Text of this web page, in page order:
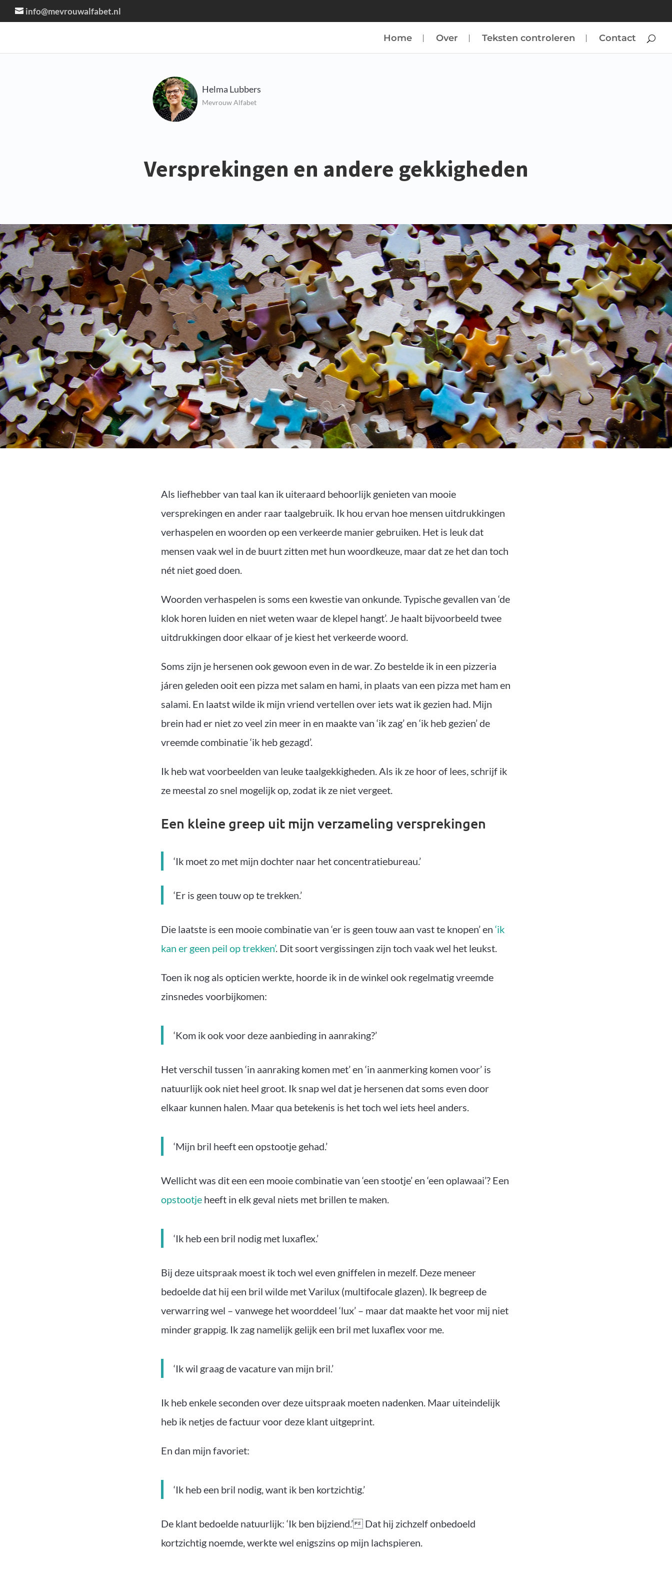
info@mevrouwalfabet.nl
Home Over Teksten controleren Contact
Helma Lubbers
Mevrouw Alfabet
Versprekingen en andere gekkigheden
Als liefhebber van taal kan ik uiteraard behoorlijk genieten van mooie
versprekingen en ander raar taalgebruik. Ik hou ervan hoe mensen uitdrukkingen
verhaspelen en woorden op een verkeerde manier gebruiken. Het is leuk dat
mensen vaak wel in de buurt zitten met hun woordkeuze, maar dat ze het dan toch
nét niet goed doen.
Woorden verhaspelen is soms een kwestie van onkunde. Typische gevallen van ‘de
klok horen luiden en niet weten waar de klepel hangt’. Je haalt bijvoorbeeld twee
uitdrukkingen door elkaar of je kiest het verkeerde woord.
Soms zijn je hersenen ook gewoon even in de war. Zo bestelde ik in een pizzeria
járen geleden ooit een pizza met salam en hami, in plaats van een pizza met ham en
salami. En laatst wilde ik mijn vriend vertellen over iets wat ik gezien had. Mijn
brein had er niet zo veel zin meer in en maakte van ‘ik zag’ en ‘ik heb gezien’ de
vreemde combinatie ‘ik heb gezagd’.
Ik heb wat voorbeelden van leuke taalgekkigheden. Als ik ze hoor of lees, schrijf ik
ze meestal zo snel mogelijk op, zodat ik ze niet vergeet.
Een kleine greep uit mijn verzameling versprekingen
‘Ik moet zo met mijn dochter naar het concentratiebureau.’
‘Er is geen touw op te trekken.’
Die laatste is een mooie combinatie van ‘er is geen touw aan vast te knopen’ en ‘ik
kan er geen peil op trekken’. Dit soort vergissingen zijn toch vaak wel het leukst.
Toen ik nog als opticien werkte, hoorde ik in de winkel ook regelmatig vreemde
zinsnedes voorbijkomen:
‘Kom ik ook voor deze aanbieding in aanraking?’
Het verschil tussen ‘in aanraking komen met’ en ‘in aanmerking komen voor’ is
natuurlijk ook niet heel groot. Ik snap wel dat je hersenen dat soms even door
elkaar kunnen halen. Maar qua betekenis is het toch wel iets heel anders.
‘Mijn bril heeft een opstootje gehad.’
Wellicht was dit een een mooie combinatie van ‘een stootje’ en ‘een oplawaai’? Een
opstootje heeft in elk geval niets met brillen te maken.
‘Ik heb een bril nodig met luxaflex.’
Bij deze uitspraak moest ik toch wel even gniffelen in mezelf. Deze meneer
bedoelde dat hij een bril wilde met Varilux (multifocale glazen). Ik begreep de
verwarring wel – vanwege het woorddeel ‘lux’ – maar dat maakte het voor mij niet
minder grappig. Ik zag namelijk gelijk een bril met luxaflex voor me.
‘Ik wil graag de vacature van mijn bril.’
Ik heb enkele seconden over deze uitspraak moeten nadenken. Maar uiteindelijk
heb ik netjes de factuur voor deze klant uitgeprint.
En dan mijn favoriet:
‘Ik heb een bril nodig, want ik ben kortzichtig.’
De klant bedoelde natuurlijk: ‘Ik ben bijziend.’ Dat hij zichzelf onbedoeld
kortzichtig noemde, werkte wel enigszins op mijn lachspieren.